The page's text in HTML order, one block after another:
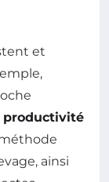
et
productivité
ainsi